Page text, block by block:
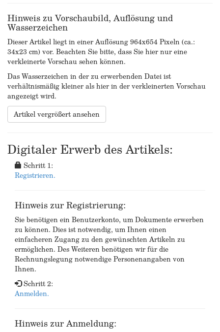
Hinweis zu Vorschaubild, Auflösung und
Wasserzeichen
Dieser Artikel liegt in einer Auflösung 964x654 Pixeln (ca.:
34x23 cm) vor. Beachten Sie bitte, dass Sie hier nur eine
verkleinerte Vorschau sehen können.
Das Wasserzeichen in der zu erwerbenden Datei ist
verhältnismäßig kleiner als hier in der verkleinerten Vorschau
angezeigt wird.
Artikel vergrößert ansehen
Digitaler Erwerb des Artikels:
Schritt 1:
Registrieren.
Hinweis zur Registrierung:
Sie benötigen ein Benutzerkonto, um Dokumente erwerben
zu können. Dies ist notwendig, um Ihnen einen
einfacheren Zugang zu den gewünschten Artikeln zu
ermöglichen. Des Weiteren benötigen wir für die
Rechnungslegung notwendige Personenangaben von
Ihnen.
Schritt 2:
Anmelden.
Hinweis zur Anmeldung: